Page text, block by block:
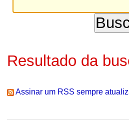
Resultado da
Assinar um RSS sempre